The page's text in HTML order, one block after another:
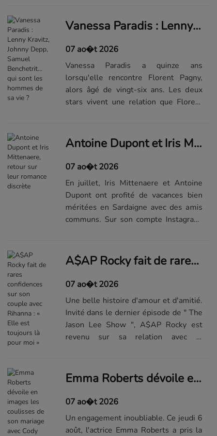
Theron, elle connaît une enfance
marquée...Visualiser la suite du
diaporama sur Elle.fr
Vanessa Paradis : Lenny Kravitz, Johnny Depp, Samuel Benchetrit… qui sont les hommes de sa vie ?
07 ao�t 2026
Vanessa Paradis a quinze ans
lorsqu'elle rencontre Florent Pagny,
alors âgé de vingt-six ans. Les deux
stars vivent une relation que Florent
L'intérêt du public pour ce
coup...Visualiser la suite du diaporama
sur...
Antoine Dupont et Iris Mittenaere, retour sur leur romance discrète
07 ao�t 2026
En juillet, Iris Mittenaere et Antoine
Dupont ont profité de vacances bien
méritées en Sardaigne avec des amis
communs. Sur son compte Instagram,
photos, les deux tourtereaux
s'emb...Visualiser la suite du
diaporama sur...
A$AP Rocky fait de rares confidences sur son couple avec Rihanna : « Elle est toujours là pour moi »
07 ao�t 2026
Une belle histoire d'amour et d'amitié.
Invité dans le dernier épisode de " The
Jason Lee Show ", A$AP Rocky est
revenu sur sa relation avec la
deux artistes étaient avant tout des
amis...Lire la suite de l'article...
Emma Roberts dévoile en images les coulisses de son mariage avec Cody John
07 ao�t 2026
Un engagement inoubliable. Ce jeudi 6
août, l'actrice Emma Roberts a pris la